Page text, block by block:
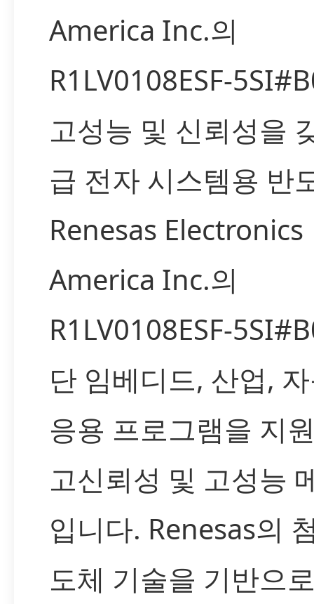
America Inc.의
R1LV0108ESF-
고성능 및 신뢰성을
급 전자 시스템용 반
Renesas Electronics
America Inc.의
R1LV0108ESF-
단 임베디드, 산업,
응용 프로그램을 지
고신뢰성 및 고성능
입니다. Renesas의
도체 기술을 기반으